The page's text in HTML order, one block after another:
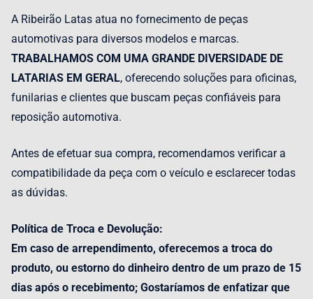
A Ribeirão Latas atua no fornecimento de peças
automotivas para diversos modelos e marcas.
TRABALHAMOS COM UMA GRANDE DIVERSIDADE DE
LATARIAS EM GERAL, oferecendo soluções para oficinas,
funilarias e clientes que buscam peças confiáveis para
reposição automotiva.
Antes de efetuar sua compra, recomendamos verificar a
compatibilidade da peça com o veículo e esclarecer todas
as dúvidas.
Política de Troca e Devolução:
Em caso de arrependimento, oferecemos a troca do
produto, ou estorno do dinheiro dentro de um prazo de 15
dias após o recebimento; Gostaríamos de enfatizar que